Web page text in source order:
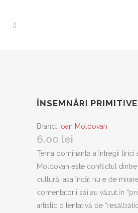
ÎNSEMNĂRI PRIMITIVE
Brand: Ioan Moldovan
6.00 lei
Tema dominantă a întregii lirici
Moldovan este conflictul dintre
cultură, aşa încât nu e de
comentatorii săi au văzut în
artistic o tentativă de